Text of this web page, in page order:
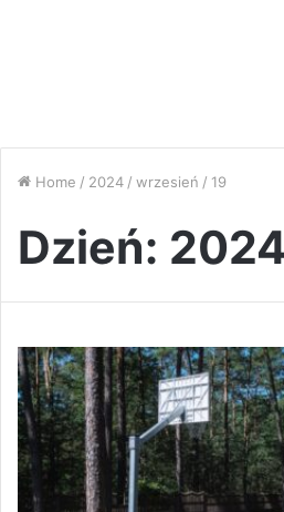
Home / 2024 / wrzesień / 19
Dzień: